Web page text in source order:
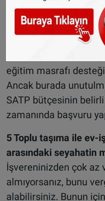
4 Eğitim masrafları
Eğitim için yapılan
geri alınamıyor
kullanılıyor. STAP
eğitim masrafı
Ancak burada
SATP bütçesinin
zamanında başvuru
5 Toplu taşıma ile ev-
arasındaki seyahatin
İşvereninizden çok az
almıyorsanız, bunu
alabilirsiniz. Bunun